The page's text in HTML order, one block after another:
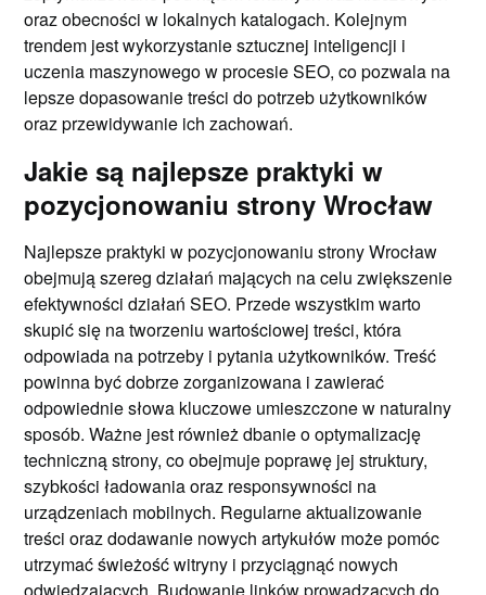
oraz obecności w lokalnych katalogach. Kolejnym
trendem jest wykorzystanie sztucznej inteligencji i
uczenia maszynowego w procesie SEO, co pozwala na
lepsze dopasowanie treści do potrzeb użytkowników
oraz przewidywanie ich zachowań.
Jakie są najlepsze praktyki w
pozycjonowaniu strony Wrocław
Najlepsze praktyki w pozycjonowaniu strony Wrocław
obejmują szereg działań mających na celu zwiększenie
efektywności działań SEO. Przede wszystkim warto
skupić się na tworzeniu wartościowej treści, która
odpowiada na potrzeby i pytania użytkowników. Treść
powinna być dobrze zorganizowana i zawierać
odpowiednie słowa kluczowe umieszczone w naturalny
sposób. Ważne jest również dbanie o optymalizację
techniczną strony, co obejmuje poprawę jej struktury,
szybkości ładowania oraz responsywności na
urządzeniach mobilnych. Regularne aktualizowanie
treści oraz dodawanie nowych artykułów może pomóc
utrzymać świeżość witryny i przyciągnąć nowych
odwiedzających. Budowanie linków prowadzących do